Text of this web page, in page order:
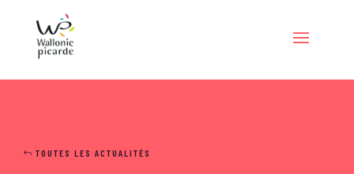
TOUTES LES ACTUALITÉS